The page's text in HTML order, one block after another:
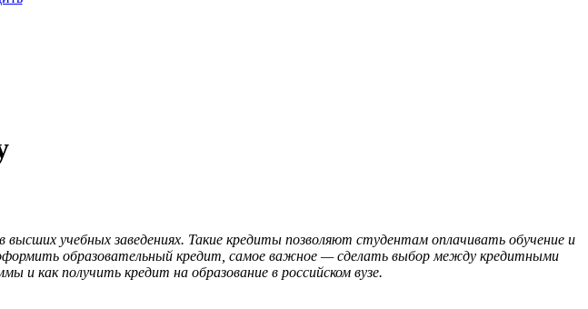
учебных заведениях. Такие кредиты позволяют студентам оплачивать обучение и
образовательный кредит, самое важное — сделать выбор между кредитными
и как получить кредит на образование в российском вузе.